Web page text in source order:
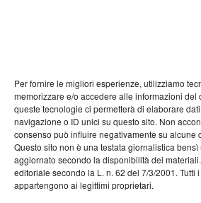
Per fornire le migliori esperienze, utilizziamo
memorizzare e/o accedere alle informazioni del
queste tecnologie ci permetterà di elaborare
navigazione o ID unici su questo sito. Non
consenso può influire negativamente su alcune
Questo sito non è una testata giornalistica
aggiornato secondo la disponibilità dei
editoriale secondo la L. n. 62 del 7/3/2001. Tutti
appartengono ai legittimi proprietari.
Agosto 2022
Luglio 2022
Giugno 2022
Maggio 2022
Aprile 2022